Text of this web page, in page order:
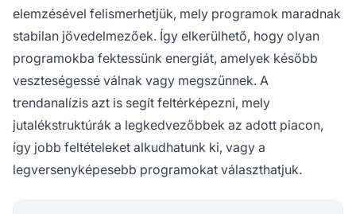
elemzésével felismerhetjük, mely programok maradnak
stabilan jövedelmezőek. Így elkerülhető, hogy olyan
programokba fektessünk energiát, amelyek később
veszteségessé válnak vagy megszűnnek. A
trendanalízis azt is segít feltérképezni, mely
jutalékstruktúrák a legkedvezőbbek az adott piacon,
így jobb feltételeket alkudhatunk ki, vagy a
legversenyképesebb programokat választhatjuk.